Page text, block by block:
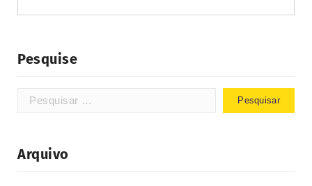
Pesquise
Arquivo